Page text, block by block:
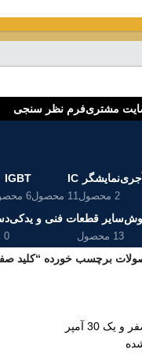
مشتریفرم نظر سنجی
نمایشگر
2 محصول
IC
11 محصول
IGBT
6 محصول
سایر قطعات فنی و یدکی
13 محصول 0 محصول
برچسب خورده “کلید صفر و